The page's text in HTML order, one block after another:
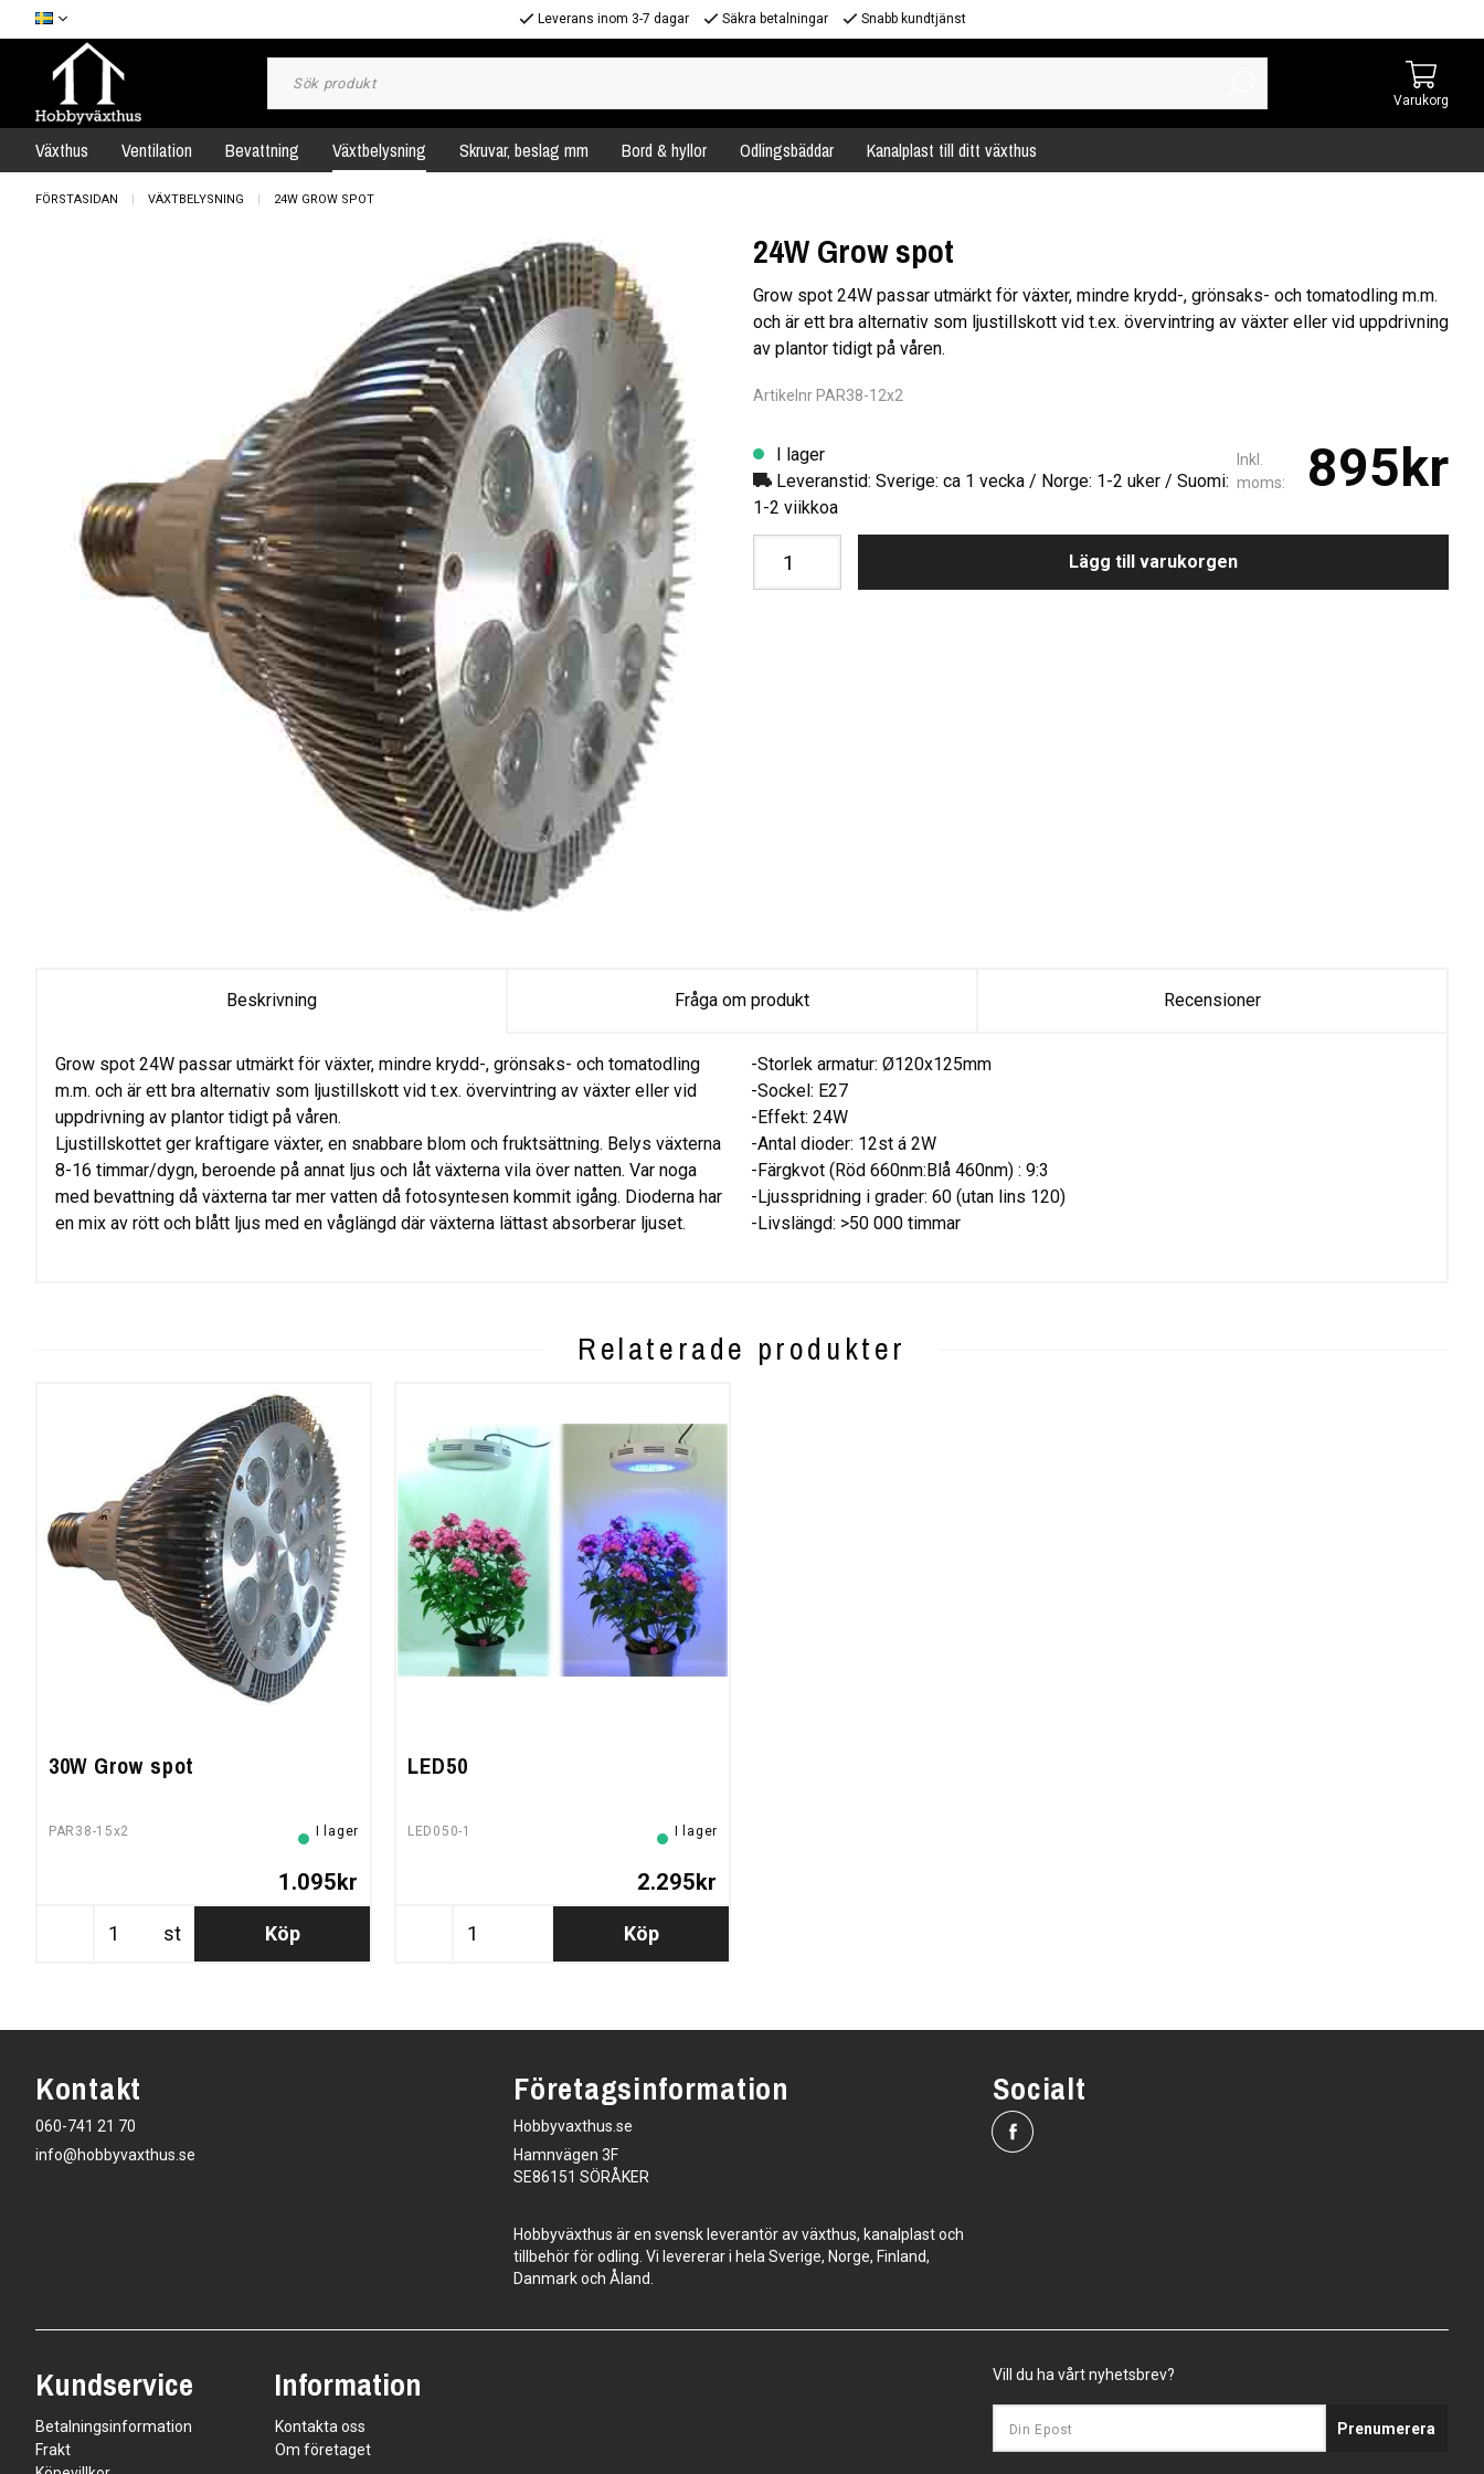
Leverans inom 3-7 dagar Säkra betalningar Snabb kundtjänst
Varukorg
Växthus Ventilation Bevattning Växtbelysning Skruvar, beslag mm Bord & hyllor Odlingsbäddar Kanalplast till ditt växthus
FÖRSTASIDAN VÄXTBELYSNING 24W GROW SPOT
24W Grow spot
Grow spot 24W passar utmärkt för växter, mindre krydd-, grönsaks- och tomatodling m.m.
och är ett bra alternativ som ljustillskott vid t.ex. övervintring av växter eller vid uppdrivning
av plantor tidigt på våren.
Artikelnr PAR38-12x2
I lager
Leveranstid: Sverige: ca 1 vecka / Norge: 1-2 uker / Suomi:
1-2 viikkoa
Inkl.
moms:
895kr
Lägg till varukorgen
Beskrivning Fråga om produkt Recensioner
Grow spot 24W passar utmärkt för växter, mindre krydd-, grönsaks- och tomatodling
m.m. och är ett bra alternativ som ljustillskott vid t.ex. övervintring av växter eller vid
uppdrivning av plantor tidigt på våren.
Ljustillskottet ger kraftigare växter, en snabbare blom och fruktsättning. Belys växterna
8-16 timmar/dygn, beroende på annat ljus och låt växterna vila över natten. Var noga
med bevattning då växterna tar mer vatten då fotosyntesen kommit igång. Dioderna har
en mix av rött och blått ljus med en våglängd där växterna lättast absorberar ljuset.
-Storlek armatur: Ø120x125mm
-Sockel: E27
-Effekt: 24W
-Antal dioder: 12st á 2W
-Färgkvot (Röd 660nm:Blå 460nm) : 9:3
-Ljusspridning i grader: 60 (utan lins 120)
-Livslängd: >50 000 timmar
Relaterade produkter
30W Grow spot
PAR38-15x2 I lager
1.095kr
st Köp
LED50
LED050-1 I lager
2.295kr
Köp
Kontakt
060-741 21 70
info@hobbyvaxthus.se
Företagsinformation
Hobbyvaxthus.se
Hamnvägen 3F
SE86151 SÖRÅKER
Hobbyväxthus är en svensk leverantör av växthus, kanalplast och
tillbehör för odling. Vi levererar i hela Sverige, Norge, Finland,
Danmark och Åland.
Socialt
Kundservice
Betalningsinformation
Frakt
Information
Kontakta oss
Om företaget
Vill du ha vårt nyhetsbrev?
Prenumerera